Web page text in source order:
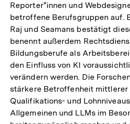
Reporter*innen und
betroffene Berufsgruppen auf.
Raj und Seamans bestätigt
benennt außerdem
Bildungsberufe als
den Einfluss von KI
verändern werden. Die
stärkere Betroffenheit mittlerer
Qualifikations- und
Allgemeinen und LLMs im